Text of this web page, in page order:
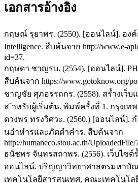
เอกสารอ้างอิง
กฤษณ์ รุยาพร. (2550). [ออนไลน์]. องค์
Intelligence. สืบค้นจาก http://www.e-
id=37.
กฤษดา ชาญรบ. (2554). [ออนไลน์].
สืบค้นจาก https://www.gotoknow.org/
ชาญชัย ศุภอรรถกร. (2558). สร้ำงเว็บ
ส ำหรับผู้เริ่มต้น. พิมพ์ครั้งที่ 1. กรุงเท
ดวงพร ทรงวิศวะ. (2560.) [ออนไลน์].
นอำหำรและภัตตำคำร. สืบค้นจาก
http://humaneco.stou.ac.th/
ธนัชพร จันทรสถาพร. (2556). เว็บไซ
ออนไลน์. ปริญญาวิทยาศาสตรมหาบั
เทคโนโลยีสารสนเทศ, คณะเทคโนโล